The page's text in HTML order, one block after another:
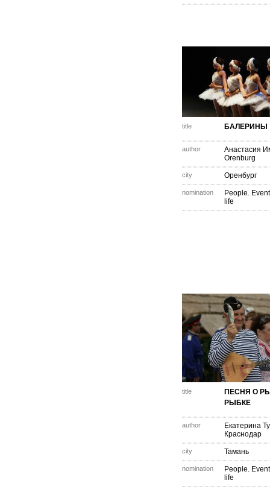
title БАЛЕРИНЫ
author
Анастасия
Orenburg
city Оренбург
nomination
People.
life
title
ПЕСНЯ О
РЫБКЕ
author
Екатерина
Краснодар
city Тамань
nomination
People.
life